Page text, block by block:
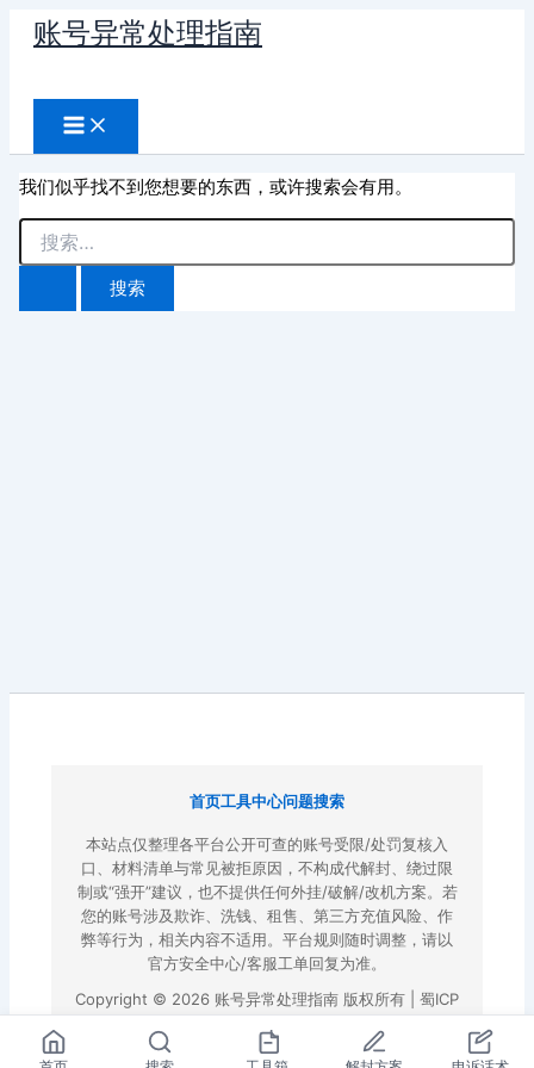
账号异常处理指南
索
我们似乎找不到您想要的东西，或许搜索会有用。
搜
索：
首页工具中心问题搜索
本站点仅整理各平台公开可查的账号受限/处罚复核入
口、材料清单与常见被拒原因，不构成代解封、绕过限
制或“强开”建议，也不提供任何外挂/破解/改机方案。若
您的账号涉及欺诈、洗钱、租售、第三方充值风险、作
弊等行为，相关内容不适用。平台规则随时调整，请以
官方安全中心/客服工单回复为准。
Copyright © 2026 账号异常处理指南 版权所有 | 蜀ICP